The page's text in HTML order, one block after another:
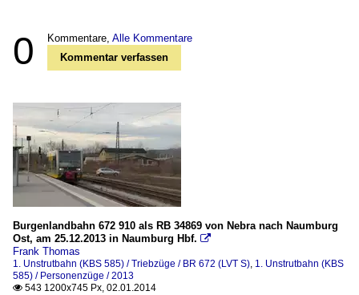
0 Kommentare, Alle Kommentare
Kommentar verfassen
Burgenlandbahn 672 910 als RB 34869 von Nebra nach Naumburg
Ost, am 25.12.2013 in Naumburg Hbf. 
Frank Thomas
1. Unstrutbahn (KBS 585) / Triebzüge / BR 672 (LVT S), 1. Unstrutbahn (KBS
585) / Personenzüge / 2013
 543 1200x745 Px, 02.01.2014